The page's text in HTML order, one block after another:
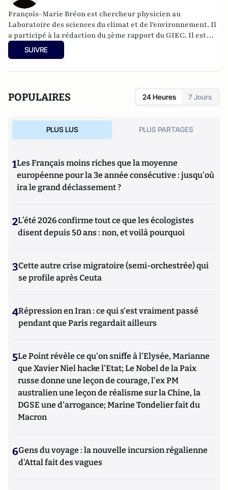
François-Marie Bréon est chercheur physicien au
Laboratoire des sciences du climat et de l'environnement. Il
a participé à la rédaction du 5ème rapport du GIEC. Il est
spécialiste de l'utilisation des données satellitaires pour
comprendre le climat de la Terre. François-Marie Bréon est
SUIVRE
POPULAIRES 24 Heures 7 Jours
PLUS LUS PLUS PARTAGES
1Les Français moins riches que la moyenne
européenne pour la 3e année consécutive : jusqu'où
ira le grand déclassement ?
2L’été 2026 confirme tout ce que les écologistes
disent depuis 50 ans : non, et voilà pourquoi
3Cette autre crise migratoire (semi-orchestrée) qui
se profile après Ceuta
4Répression en Iran : ce qui s'est vraiment passé
pendant que Paris regardait ailleurs
5Le Point révèle ce qu'on sniffe à l'Elysée, Marianne
que Xavier Niel hacke l'Etat; Le Nobel de la Paix
russe donne une leçon de courage, l'ex PM
australien une leçon de réalisme sur la Chine, la
DGSE une d'arrogance; Marine Tondelier fait du
Macron
6Gens du voyage : la nouvelle incursion régalienne
d'Attal fait des vagues